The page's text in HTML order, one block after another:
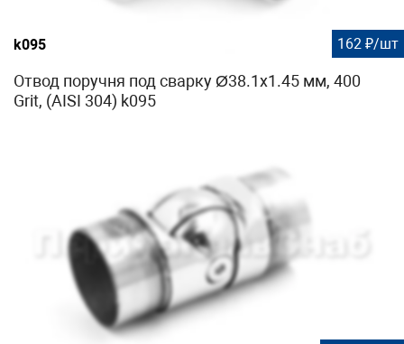
k095 162 ₽/шт
Отвод поручня под сварку Ø38.1х1.45 мм, 400
Grit, (AISI 304) k095